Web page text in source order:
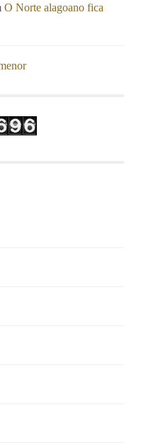
O Norte alagoano fica